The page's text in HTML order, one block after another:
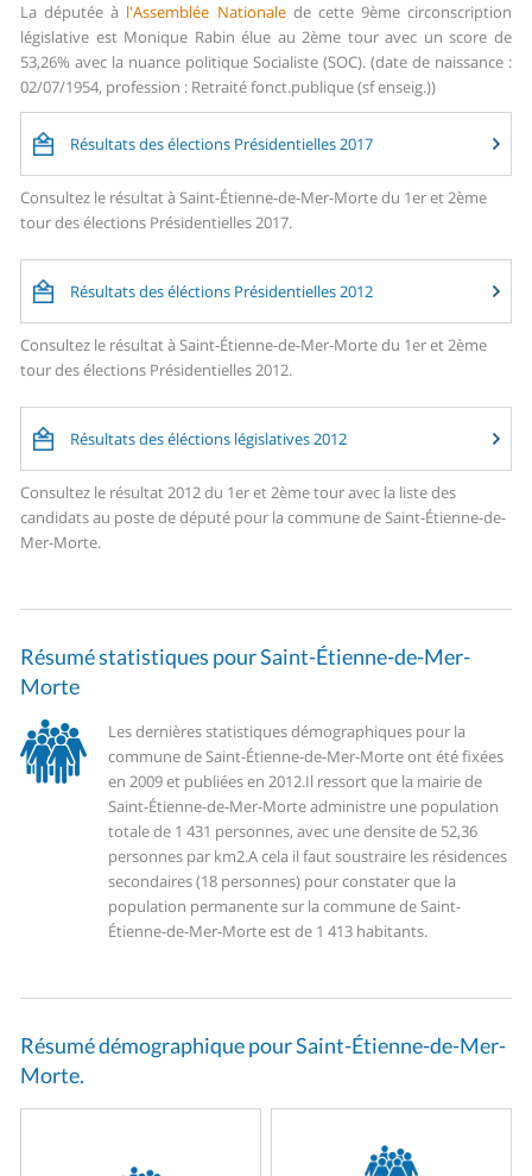
La députée à l'Assemblée Nationalede cette 9ème circonscription
législative est Monique Rabin élue au 2ème tour avec un score de
53,26% avec la nuance politique Socialiste (SOC). (date de naissance :
02/07/1954, profession : Retraité fonct.publique (sf enseig.))
Résultats des élections Présidentielles 2017
Consultez le résultat à Saint-Étienne-de-Mer-Morte du 1er et 2ème
tour des élections Présidentielles 2017.
Résultats des éléctions Présidentielles 2012
Consultez le résultat à Saint-Étienne-de-Mer-Morte du 1er et 2ème
tour des élections Présidentielles 2012.
Résultats des éléctions législatives 2012
Consultez le résultat 2012 du 1er et 2ème tour avec la liste des
candidats au poste de député pour la commune de Saint-Étienne-de-
Mer-Morte.
Résumé statistiques pour Saint-Étienne-de-Mer-
Morte
Les dernières statistiques démographiques pour la
commune de Saint-Étienne-de-Mer-Morte ont été fixées
en 2009 et publiées en 2012.Il ressort que la mairie de
Saint-Étienne-de-Mer-Morte administre une population
totale de 1 431 personnes, avec une densite de 52,36
personnes par km2.A cela il faut soustraire les résidences
secondaires (18 personnes) pour constater que la
population permanente sur la commune de Saint-
Étienne-de-Mer-Morte est de 1 413 habitants.
Résumé démographique pour Saint-Étienne-de-Mer-
Morte.